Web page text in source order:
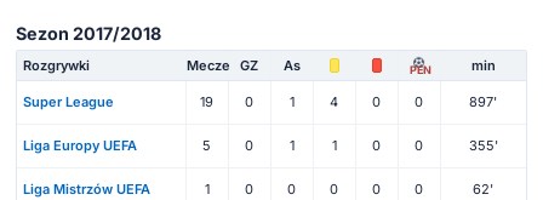
Sezon 2017/2018
Rozgrywki Mecze GZ As PEN min
Super League 19 0 1 4 0 0 897'
Liga Europy UEFA 5 0 1 1 0 0 355'
Liga Mistrzów UEFA 1 0 0 0 0 0 62'